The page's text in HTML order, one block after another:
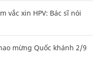
vắc xin HPV: Bác sĩ nói
mừng Quốc khánh 2/9